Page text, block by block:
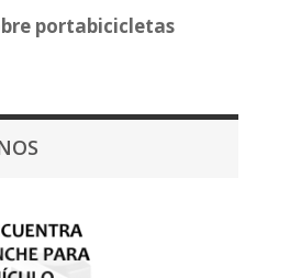
portabicicletas